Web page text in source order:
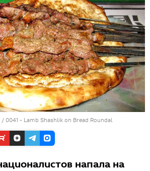
/ 0041 - Lamb Shashlik on Bread Roundal
напала на